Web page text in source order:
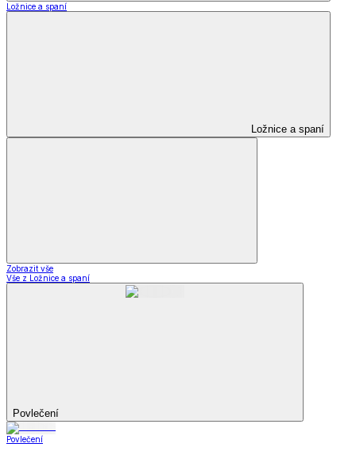
Ložnice a spaní
Ložnice a spaní
Zobrazit vše
Vše z Ložnice a spaní
Povlečení
Povlečení